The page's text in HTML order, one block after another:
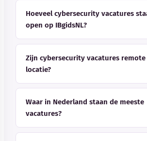
Hoeveel cybersecurity vacatures
open op IBgidsNL?
Zijn cybersecurity vacatures
locatie?
Waar in Nederland staan de meeste
vacatures?